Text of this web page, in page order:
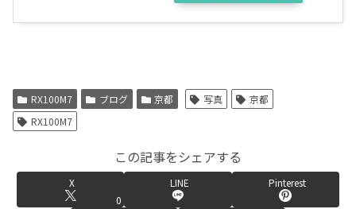
RX100M7 ブログ 京都 写真
京都
RX100M7
この記事をシェアする
X
0
LINE Pinterest